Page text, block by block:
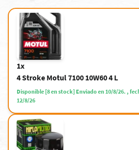
1x
4 Stroke Motul 7100 10W60 4 L
Disponible [8 en stock] Enviado en 10/8/26. ,
12/8/26